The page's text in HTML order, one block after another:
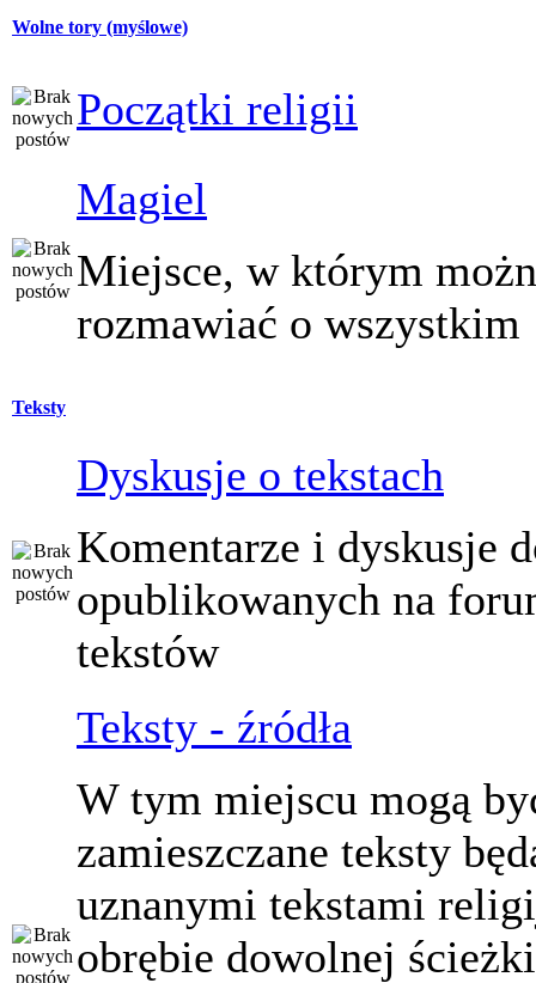
Wolne tory (myślowe)
Początki religii
Magiel
Miejsce, w którym
rozmawiać o wszystkim
Teksty
Dyskusje o tekstach
Komentarze i dyskusje
opublikowanych na
tekstów
Teksty - źródła
W tym miejscu mogą
zamieszczane teksty
uznanymi tekstami
obrębie dowolnej ścieżki